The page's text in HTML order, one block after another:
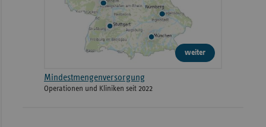
weiter
Mindestmengenversorgung
Operationen und Kliniken seit 2022